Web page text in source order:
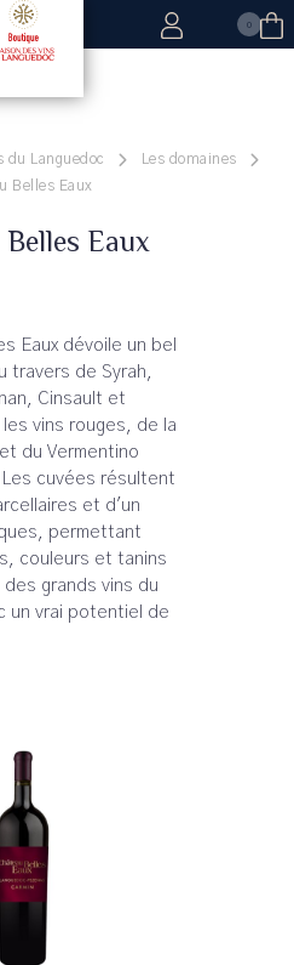
0
du Languedoc
Les domaines
Belles Eaux
Eaux
Eaux dévoile un bel
travers de Syrah,
Cinsault et
vins rouges, de la
du Vermentino
cuvées résultent
et d'un
permettant
couleurs et tanins
grands vins du
un vrai potentiel de